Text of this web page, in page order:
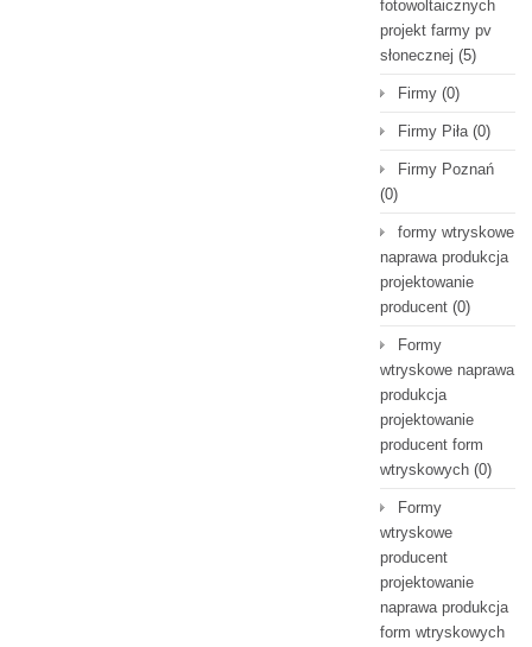
fotowoltaicznych
projekt farmy pv
słonecznej (5)
Firmy (0)
Firmy Piła(0)
Firmy Poznań
(0)
formy wtryskowe
naprawa produkcja
projektowanie
producent (0)
Formy
wtryskowe naprawa
produkcja
projektowanie
producent form
wtryskowych (0)
Formy
wtryskowe
producent
projektowanie
naprawa produkcja
form wtryskowych